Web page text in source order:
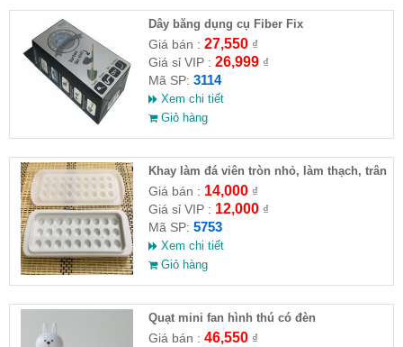
Dây băng dụng cụ Fiber Fix
Giá bán : 27,550₫
Giá sỉ VIP : 26,999₫
Mã SP: 3114
Xem chi tiết
Giỏ hàng
Khay làm đá viên tròn nhỏ, làm thạch, trân
châu
Giá bán : 14,000₫
Giá sỉ VIP : 12,000₫
Mã SP: 5753
Xem chi tiết
Giỏ hàng
Quạt mini fan hình thú có đèn
Giá bán : 46,550₫